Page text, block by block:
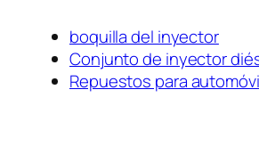
boquilla del inyector
Conjunto de inyector
Repuestos para